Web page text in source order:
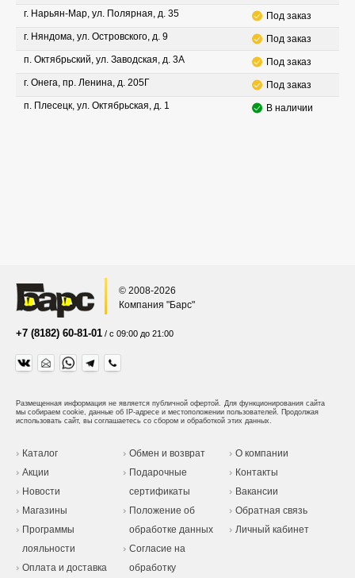
г. Нарьян-Мар, ул. Полярная, д. 35
Под заказ
г. Няндома, ул. Островского, д. 9
Под заказ
п. Октябрьский, ул. Заводская, д. 3А
Под заказ
г. Онега, пр. Ленина, д. 205Г
Под заказ
п. Плесецк, ул. Октябрьская, д. 1
В наличии
© 2008-2026
Компания "Барс"
+7 (8182) 60-81-01 / с 09:00 до 21:00
Размещенная информация не является публичной офертой. Для функционирования сайта
мы собираем cookie, данные об IP-адресе и местоположении пользователей. Продолжая
использовать сайт, вы соглашаетесь со сбором и обработкой этих данных.
Каталог
Акции
Новости
Магазины
Программы
лояльности
Оплата и доставка
Обмен и возврат
Подарочные
сертификаты
Положение об
обработке данных
Согласие на
обработку
О компании
Контакты
Вакансии
Обратная связь
Личный кабинет